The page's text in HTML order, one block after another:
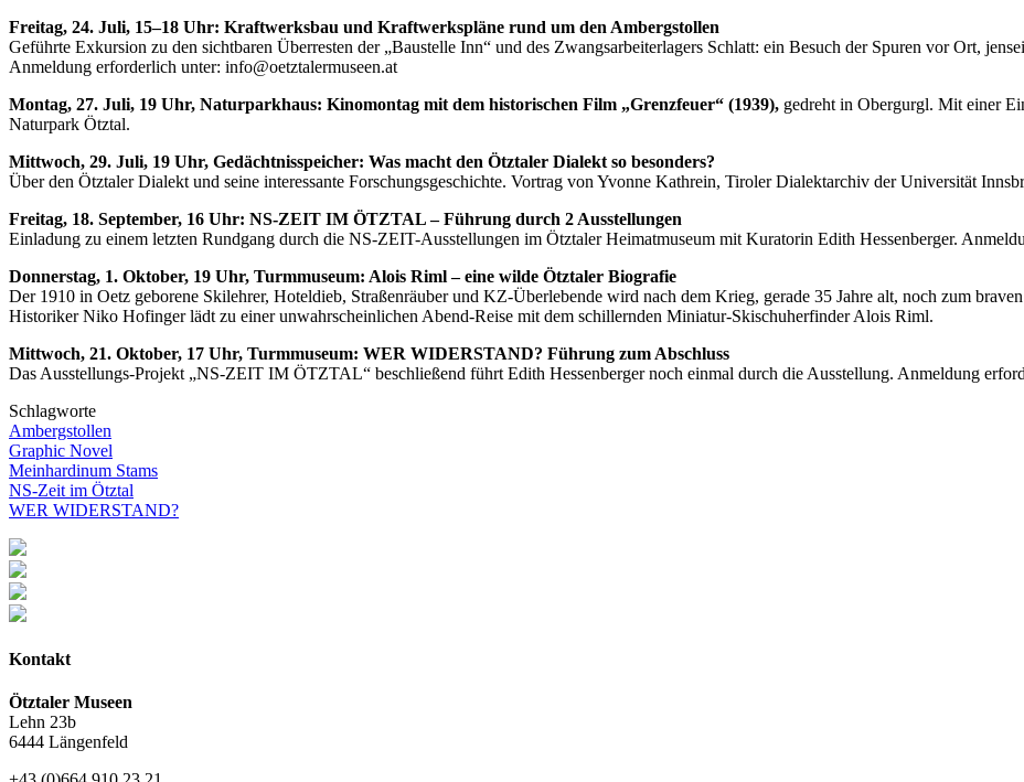
Freitag, 24. Juli, 15–18 Uhr: Kraftwerksbau und Kraftwerkspläne rund um den Ambergstollen
Geführte Exkursion zu den sichtbaren Überresten der „Baustelle Inn“ und des Zwangsarbeiterlagers Schlatt: ein Besuch der Spuren vor Ort,
Anmeldung erforderlich unter: info@oetztalermuseen.at
Montag, 27. Juli, 19 Uhr, Naturparkhaus: Kinomontag mit dem historischen Film „Grenzfeuer“ (1939), gedreht in Obergurgl. Mit einer
Naturpark Ötztal.
Mittwoch, 29. Juli, 19 Uhr, Gedächtnisspeicher: Was macht den Ötztaler Dialekt so besonders?
Über den Ötztaler Dialekt und seine interessante Forschungsgeschichte. Vortrag von Yvonne Kathrein, Tiroler Dialektarchiv der Universität
Freitag, 18. September, 16 Uhr: NS-ZEIT IM ÖTZTAL – Führung durch 2 Ausstellungen
Einladung zu einem letzten Rundgang durch die NS-ZEIT-Ausstellungen im Ötztaler Heimatmuseum mit Kuratorin Edith Hessenberger.
Donnerstag, 1. Oktober, 19 Uhr, Turmmuseum: Alois Riml – eine wilde Ötztaler Biografie
Der 1910 in Oetz geborene Skilehrer, Hoteldieb, Straßenräuber und KZ-Überlebende wird nach dem Krieg, gerade 35 Jahre alt, noch zum
Historiker Niko Hofinger lädt zu einer unwahrscheinlichen Abend-Reise mit dem schillernden Miniatur-Skischuherfinder Alois Riml.
Mittwoch, 21. Oktober, 17 Uhr, Turmmuseum: WER WIDERSTAND? Führung zum Abschluss
Das Ausstellungs-Projekt „NS-ZEIT IM ÖTZTAL“ beschließend führt Edith Hessenberger noch einmal durch die Ausstellung. Anmeldung
Schlagworte
Ambergstollen
Graphic Novel
Meinhardinum Stams
NS-Zeit im Ötztal
WER WIDERSTAND?
Kontakt
Ötztaler Museen
Lehn 23b
6444 Längenfeld